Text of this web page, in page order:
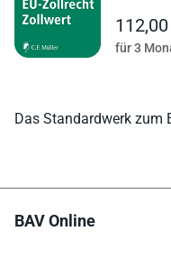
Das Standardwerk zum
für 3
BAV Online